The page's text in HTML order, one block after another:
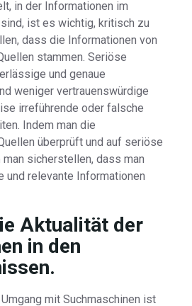
in der Informationen im
ist es wichtig, kritisch zu
dass die Informationen von
stammen. Seriöse
und genaue
weniger vertrauenswürdige
irreführende oder falsche
Indem man die
überprüft und auf seriöse
sicherstellen, dass man
und relevante Informationen
Aktualität der
in den
mit Suchmaschinen ist